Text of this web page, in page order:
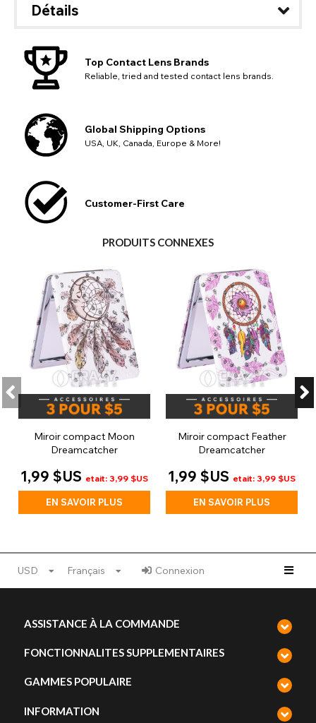
Détails
Top Contact Lens Brands
Reliable, tried and tested contact lens brands.
Global Shipping Options
USA, UK, Canada, Europe & More!
Customer-First Care
PRODUITS CONNEXES
Miroir compact Moon
Dreamcatcher
1,99 $US etait: 3,99 $US
EN SAVOIR PLUS
Miroir compact Feather
Dreamcatcher
1,99 $US etait: 3,99 $US
EN SAVOIR PLUS
USD Français Connexion
ASSISTANCE À LA COMMANDE
FONCTIONNALITES SUPPLEMENTAIRES
GAMMES POPULAIRE
INFORMATION